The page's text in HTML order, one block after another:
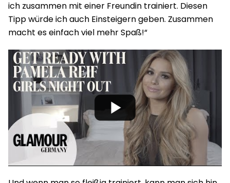
ich zusammen mit einer Freundin trainiert. Diesen
Tipp würde ich auch Einsteigern geben. Zusammen
macht es einfach viel mehr Spaß!“